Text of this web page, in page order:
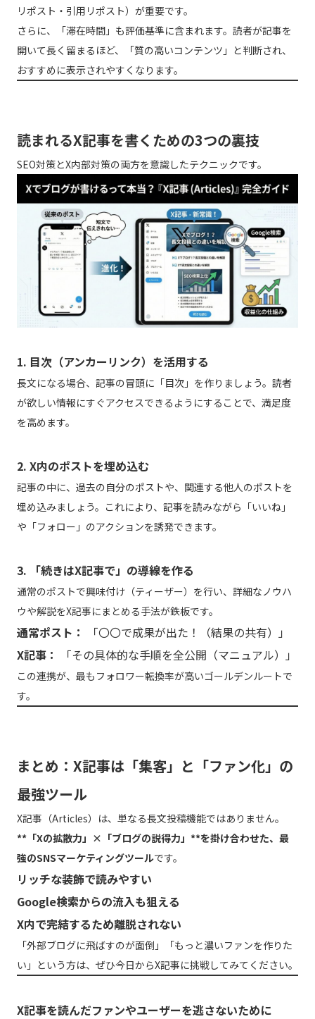
リポスト・引用リポスト）が重要です。
さらに、「滞在時間」も評価基準に含まれます。読者が記事を
開いて長く留まるほど、「質の高いコンテンツ」と判断され、
おすすめに表示されやすくなります。
読まれるX記事を書くための3つの裏技
SEO対策とX内部対策の両方を意識したテクニックです。
1. 目次（アンカーリンク）を活用する
長文になる場合、記事の冒頭に「目次」を作りましょう。読者
が欲しい情報にすぐアクセスできるようにすることで、満足度
を高めます。
2. X内のポストを埋め込む
記事の中に、過去の自分のポストや、関連する他人のポストを
埋め込みましょう。これにより、記事を読みながら「いいね」
や「フォロー」のアクションを誘発できます。
3. 「続きはX記事で」の導線を作る
通常のポストで興味付け（ティーザー）を行い、詳細なノウハ
ウや解説をX記事にまとめる手法が鉄板です。
通常ポスト：
「〇〇で成果が出た！（結果の共有）」
X記事：
「その具体的な手順を全公開（マニュアル）」
この連携が、最もフォロワー転換率が高いゴールデンルートで
す。
まとめ：X記事は「集客」と「ファン化」の
最強ツール
X記事（Articles）は、単なる長文投稿機能ではありません。
**「Xの拡散力」×「ブログの説得力」**を掛け合わせた、最
強のSNSマーケティングツールです。
リッチな装飾で読みやすい
Google検索からの流入も狙える
X内で完結するため離脱されない
「外部ブログに飛ばすのが面倒」「もっと濃いファンを作りた
い」という方は、ぜひ今日からX記事に挑戦してみてください。
X記事を読んだファンやユーザーを逃さないために